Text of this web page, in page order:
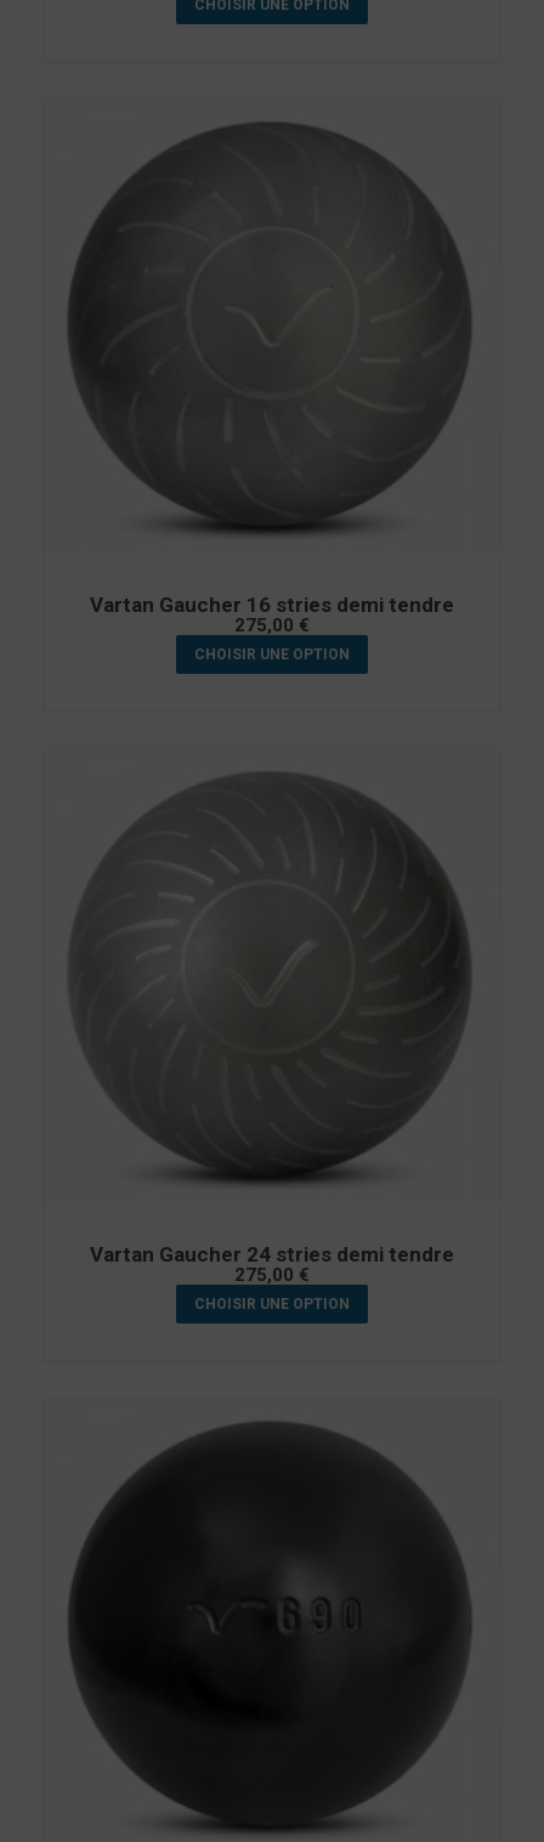
CHOISIR UNE OPTION
Vartan Gaucher 16 stries demi tendre
275,00 €
CHOISIR UNE OPTION
Vartan Gaucher 24 stries demi tendre
275,00 €
CHOISIR UNE OPTION